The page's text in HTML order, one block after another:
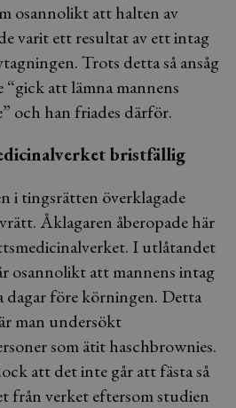
osannolikt att halten av
varit ett resultat av ett intag
Trots detta så ansåg
att lämna mannens
och han friades därför.
bristfällig
i tingsrätten överklagade
Åklagaren åberopade här
I utlåtandet
osannolikt att mannens intag
dagar före körningen. Detta
man undersökt
som ätit haschbrownies.
att det inte går att fästa så
från verket eftersom studien